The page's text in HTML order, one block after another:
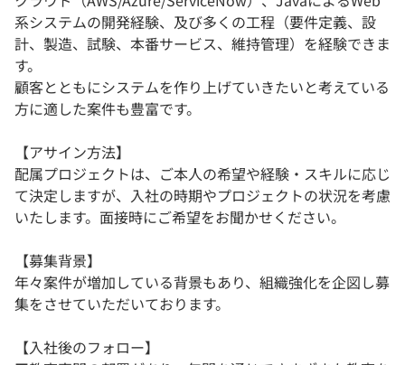
系システムの開発経験、及び多くの工程（要件定義、設
計、製造、試験、本番サービス、維持管理）を経験できま
す。
顧客とともにシステムを作り上げていきたいと考えている
方に適した案件も豊富です。
【アサイン方法】
配属プロジェクトは、ご本人の希望や経験・スキルに応じ
て決定しますが、入社の時期やプロジェクトの状況を考慮
いたします。面接時にご希望をお聞かせください。
【募集背景】
年々案件が増加している背景もあり、組織強化を企図し募
集をさせていただいております。
【入社後のフォロー】